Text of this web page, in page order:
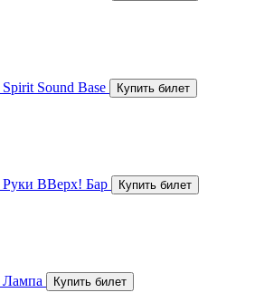
Spirit Sound Base
Руки ВВерх! Бар
Лампа